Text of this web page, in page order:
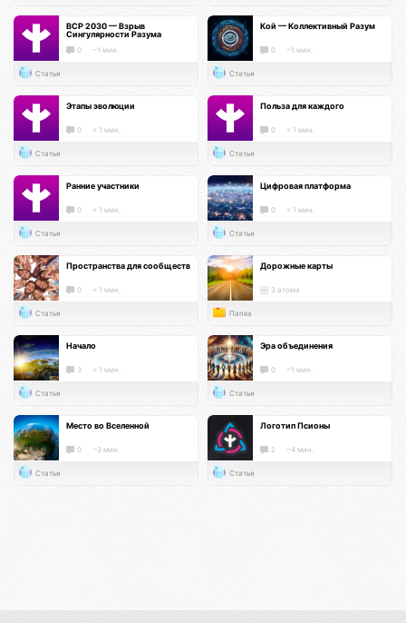
ВСР 2030 — Взрыв
Сингулярности Разума
0 ~1 мин.
Статья
Кой — Коллективный Разум
0 ~1 мин.
Статья
Этапы эволюции
0 < 1 мин.
Статья
Польза для каждого
0 < 1 мин.
Статья
Ранние участники
0 < 1 мин.
Статья
Цифровая платформа
0 < 1 мин.
Статья
Пространства для сообществ
0 < 1 мин.
Статья
Дорожные карты
3 атома
Папка
Начало
3 < 1 мин.
Статья
Эра объединения
0 ~1 мин.
Статья
Место во Вселенной
0 ~3 мин.
Статья
Логотип Псионы
2 ~4 мин.
Статья